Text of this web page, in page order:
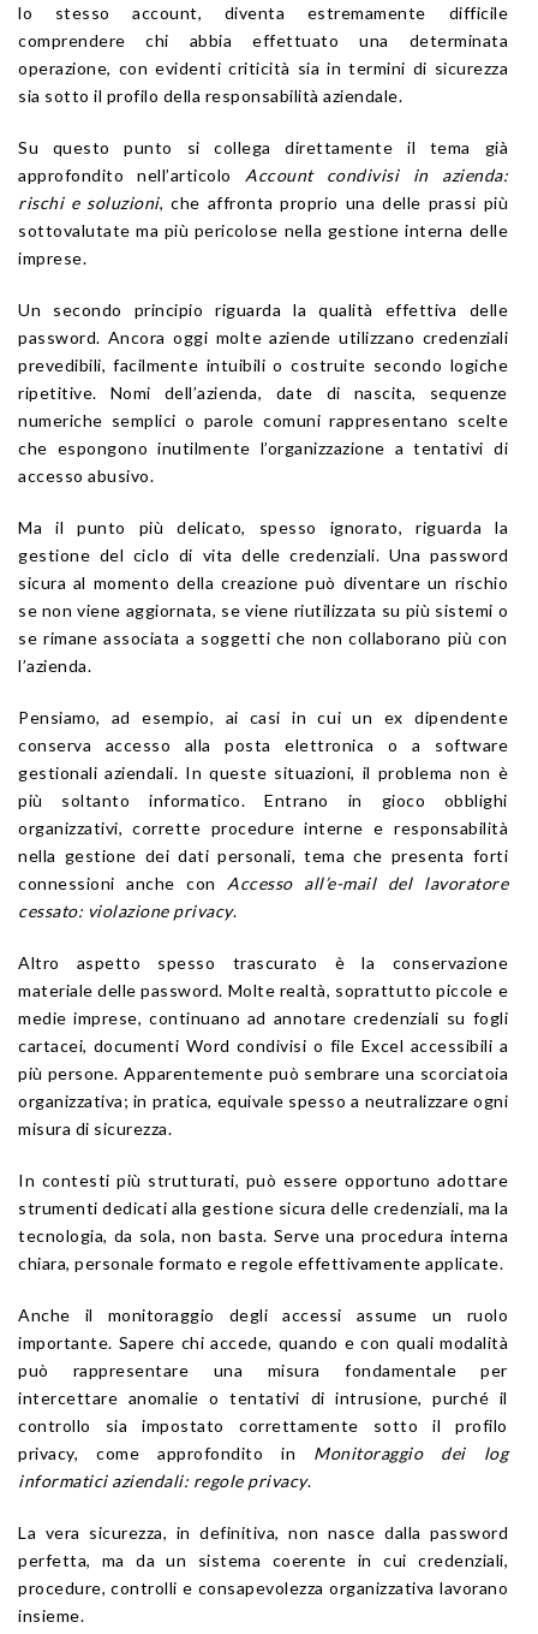
lo stesso account, diventa estremamente difficile
comprendere chi abbia effettuato una determinata
operazione, con evidenti criticità sia in termini di sicurezza
sia sotto il profilo della responsabilità aziendale.
Su questo punto si collega direttamente il tema già
approfondito nell’articolo Account condivisi in azienda:
rischi e soluzioni, che affronta proprio una delle prassi più
sottovalutate ma più pericolose nella gestione interna delle
imprese.
Un secondo principio riguarda la qualità effettiva delle
password. Ancora oggi molte aziende utilizzano credenziali
prevedibili, facilmente intuibili o costruite secondo logiche
ripetitive. Nomi dell’azienda, date di nascita, sequenze
numeriche semplici o parole comuni rappresentano scelte
che espongono inutilmente l’organizzazione a tentativi di
accesso abusivo.
Ma il punto più delicato, spesso ignorato, riguarda la
gestione del ciclo di vita delle credenziali. Una password
sicura al momento della creazione può diventare un rischio
se non viene aggiornata, se viene riutilizzata su più sistemi o
se rimane associata a soggetti che non collaborano più con
l’azienda.
Pensiamo, ad esempio, ai casi in cui un ex dipendente
conserva accesso alla posta elettronica o a software
gestionali aziendali. In queste situazioni, il problema non è
più soltanto informatico. Entrano in gioco obblighi
organizzativi, corrette procedure interne e responsabilità
nella gestione dei dati personali, tema che presenta forti
connessioni anche con Accesso all’e-mail del lavoratore
cessato: violazione privacy.
Altro aspetto spesso trascurato è la conservazione
materiale delle password. Molte realtà, soprattutto piccole e
medie imprese, continuano ad annotare credenziali su fogli
cartacei, documenti Word condivisi o file Excel accessibili a
più persone. Apparentemente può sembrare una scorciatoia
organizzativa; in pratica, equivale spesso a neutralizzare ogni
misura di sicurezza.
In contesti più strutturati, può essere opportuno adottare
strumenti dedicati alla gestione sicura delle credenziali, ma la
tecnologia, da sola, non basta. Serve una procedura interna
chiara, personale formato e regole effettivamente applicate.
Anche il monitoraggio degli accessi assume un ruolo
importante. Sapere chi accede, quando e con quali modalità
può rappresentare una misura fondamentale per
intercettare anomalie o tentativi di intrusione, purché il
controllo sia impostato correttamente sotto il profilo
privacy, come approfondito in Monitoraggio dei log
informatici aziendali: regole privacy.
La vera sicurezza, in definitiva, non nasce dalla password
perfetta, ma da un sistema coerente in cui credenziali,
procedure, controlli e consapevolezza organizzativa lavorano
insieme.